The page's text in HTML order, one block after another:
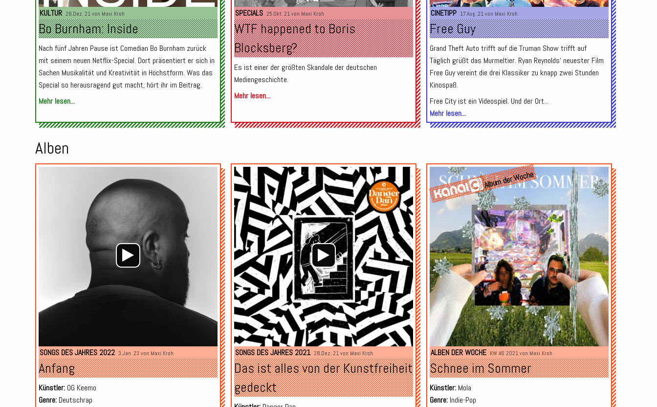
KULTUR 28.Dez. 21 von Maxi Kroh
Bo Burnham: Inside
Nach fünf Jahren Pause ist Comedian Bo Burnham zurück
mit seinem neuen Netflix-Special. Dort präsentiert er sich in
Sachen Musikalität und Kreativität in Höchstform. Was das
Special so herausragend gut macht, hört ihr im Beitrag.
Mehr lesen...
SPECIALS 25.Okt. 21 von Maxi Kroh
WTF happened to Boris
Blocksberg?
Es ist einer der größten Skandale der deutschen
Mediengeschichte.
Mehr lesen...
CINETIPP 17.Aug. 21 von Maxi Kroh
Free Guy
Grand Theft Auto trifft auf die Truman Show trifft auf
Täglich grüßt das Murmeltier. Ryan Reynolds‘ neuester Film
Free Guy vereint die drei Klassiker zu knapp zwei Stunden
Kinospaß.
Free City ist ein Videospiel. Und der Ort...
Mehr lesen...
Alben
Audio-
Player
SONGS DES JAHRES 2022 3.Jan. 23 von Maxi Kroh
Anfang
Künstler:OG Keemo
Genre:Deutschrap
Audio-
Player
SONGS DES JAHRES 2021 28.Dez. 21 von Maxi Kroh
Das ist alles von der Kunstfreiheit
gedeckt
Album der Woche
ALBEN DER WOCHE KW 46 2021 von Maxi Kroh
Schnee im Sommer
Künstler:Mola
Genre:Indie-Pop